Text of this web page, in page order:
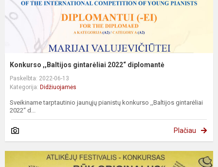
Konkurso ,,Baltijos gintarėliai 2022“ diplomantė
Paskelbta: 2022-06-13
Kategorija: Didžiuojamės
Sveikiname tarptautinio jaunųjų pianistų konkurso ,,Baltijos gintarėliai
2022“ d...
Plačiau